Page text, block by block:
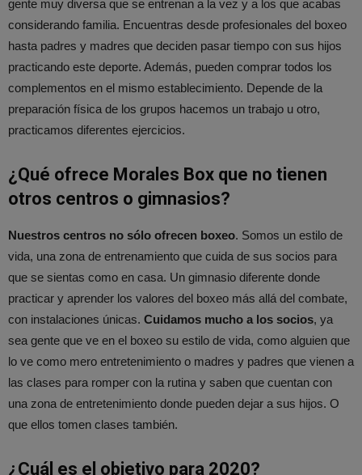
gente muy diversa que se entrenan a la vez y a los que acabas
considerando familia. Encuentras desde profesionales del boxeo
hasta padres y madres que deciden pasar tiempo con sus hijos
practicando este deporte. Además, pueden comprar todos los
complementos en el mismo establecimiento. Depende de la
preparación física de los grupos hacemos un trabajo u otro,
practicamos diferentes ejercicios.
¿Qué ofrece Morales Box que no tienen
otros centros o gimnasios?
Nuestros centros no sólo ofrecen boxeo. Somos un estilo de
vida, una zona de entrenamiento que cuida de sus socios para
que se sientas como en casa. Un gimnasio diferente donde
practicar y aprender los valores del boxeo más allá del combate,
con instalaciones únicas. Cuidamos mucho a los socios, ya
sea gente que ve en el boxeo su estilo de vida, como alguien que
lo ve como mero entretenimiento o madres y padres que vienen a
las clases para romper con la rutina y saben que cuentan con
una zona de entretenimiento donde pueden dejar a sus hijos. O
que ellos tomen clases también.
¿Cuál es el objetivo para 2020?